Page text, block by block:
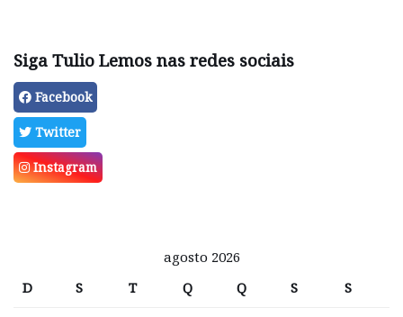
Siga Tulio Lemos nas redes sociais
Facebook
Twitter
Instagram
agosto 2026
D
S T Q Q S S